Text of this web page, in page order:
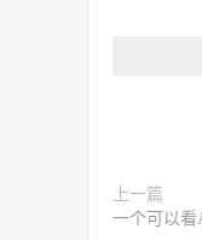
上一篇
一个可以